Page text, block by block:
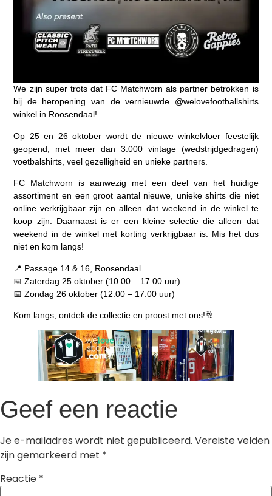
We zijn super trots dat FC Matchworn als partner betrokken is
bij de heropening van de vernieuwde @welovefootballshirts
winkel in Roosendaal!
Op 25 en 26 oktober wordt de nieuwe winkelvloer feestelijk
geopend, met meer dan 3.000 vintage (wedstrijdgedragen)
voetbalshirts, veel gezelligheid en unieke partners.
FC Matchworn is aanwezig met een deel van het huidige
assortiment en een groot aantal nieuwe, unieke shirts die niet
online verkrijgbaar zijn en alleen dat weekend in de winkel te
koop zijn. Daarnaast is er een kleine selectie die alleen dat
weekend in de winkel met korting verkrijgbaar is. Mis het dus
niet en kom langs!
📍 Passage 14 & 16, Roosendaal
📅 Zaterdag 25 oktober (10:00 – 17:00 uur)
📅 Zondag 26 oktober (12:00 – 17:00 uur)
Kom langs, ontdek de collectie en proost met ons!🥂
Geef een reactie
Je e-mailadres wordt niet gepubliceerd. Vereiste velden
zijn gemarkeerd met *
Reactie *